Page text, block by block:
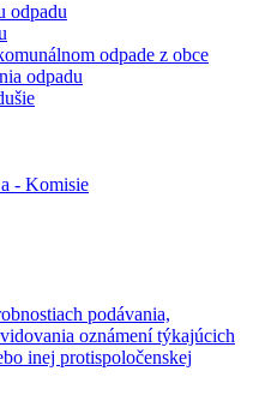
odpadu
odpade z obce
odpadu
- Komisie
podávania,
oznámení týkajúcich
inej protispoločenskej